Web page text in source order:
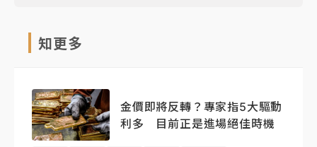
知更多
金價即將反轉？專家指5大驅動
利多 目前正是進場絕佳時機